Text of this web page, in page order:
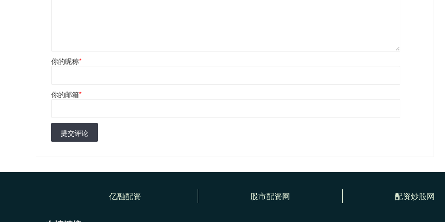
你的昵称*
你的邮箱*
提交评论
亿融配资 股市配资网 配资炒股网